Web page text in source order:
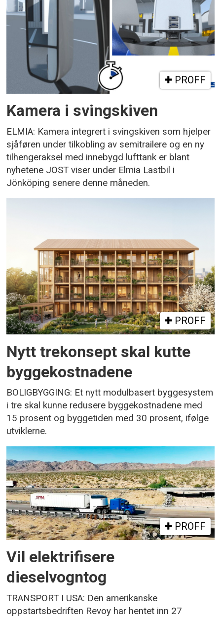
PROFF
Kamera i svingskiven
ELMIA: Kamera integrert i svingskiven som hjelper
sjåføren under tilkobling av semitrailere og en ny
tilhengeraksel med innebygd lufttank er blant
nyhetene JOST viser under Elmia Lastbil i
Jönköping senere denne måneden.
PROFF
Nytt trekonsept skal kutte
byggekostnadene
BOLIGBYGGING: Et nytt modulbasert byggesystem
i tre skal kunne redusere byggekostnadene med
15 prosent og byggetiden med 30 prosent, ifølge
utviklerne.
PROFF
Vil elektrifisere
dieselvogntog
TRANSPORT I USA: Den amerikanske
oppstartsbedriften Revoy har hentet inn 27